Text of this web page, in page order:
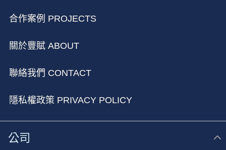
合作案例 PROJECTS
關於豐賦 ABOUT
聯絡我們 CONTACT
隱私權政策 PRIVACY POLICY
公司